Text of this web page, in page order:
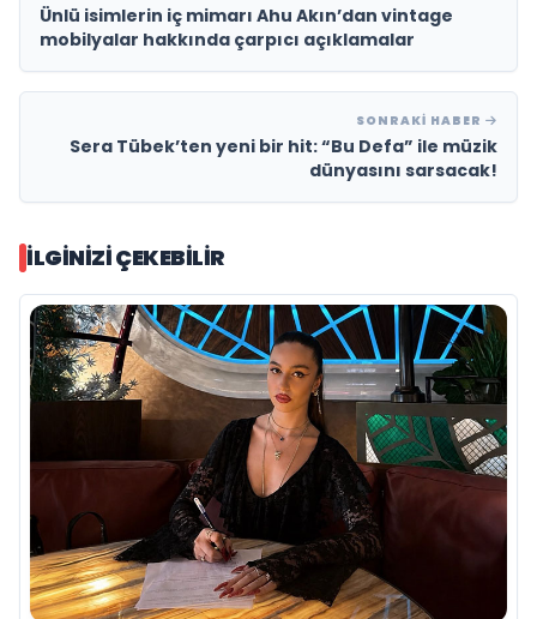
Ünlü isimlerin iç mimarı Ahu Akın’dan vintage
mobilyalar hakkında çarpıcı açıklamalar
SONRAKI HABER
Sera Tübek’ten yeni bir hit: “Bu Defa” ile müzik
dünyasını sarsacak!
İLGINIZI ÇEKEBILIR